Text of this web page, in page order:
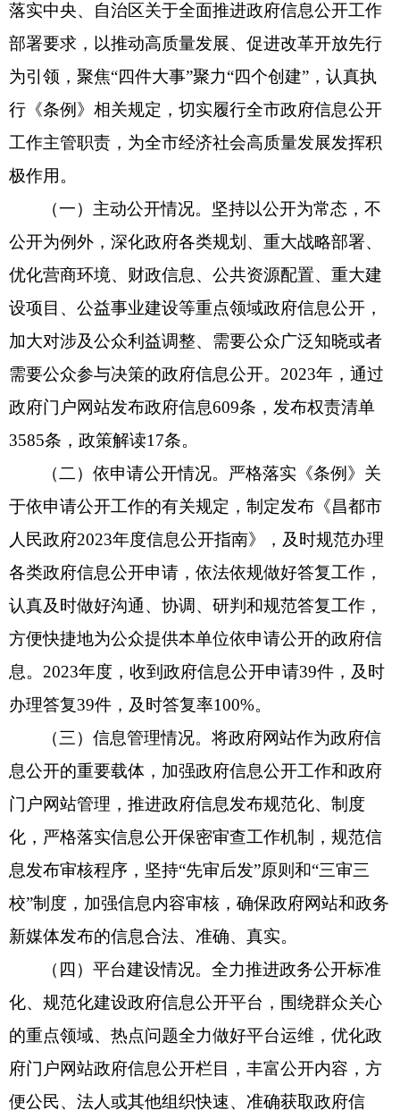
落实中央、自治区关于全面推进政府信息公开工作
部署要求，以推动高质量发展、促进改革开放先行
为引领，聚焦“四件大事”聚力“四个创建”，认真执
行《条例》相关规定，切实履行全市政府信息公开
工作主管职责，为全市经济社会高质量发展发挥积
极作用。
（一）主动公开情况。 坚持以公开为常态，不
公开为例外，深化政府各类规划、重大战略部署、
优化营商环境、财政信息、公共资源配置、重大建
设项目、公益事业建设等重点领域政府信息公开，
加大对涉及公众利益调整、需要公众广泛知晓或者
需要公众参与决策的政府信息公开。 2023年，通过
政府门户网站发布政府信息609条，发布权责清单
3585条，政策解读17条。
（二）依申请公开情况。 严格落实《条例》关
于依申请公开工作的有关规定，制定发布《昌都市
人民政府2023年度信息公开指南》，及时规范办理
各类政府信息公开申请，依法依规做好答复工作，
认真及时做好沟通、协调、研判和规范答复工作，
方便快捷地为公众提供本单位依申请公开的政府信
息。2023年度，收到政府信息公开申请39件，及时
办理答复39件，及时答复率100%。
（三）信息管理情况。将政府网站作为政府信
息公开的重要载体，加强政府信息公开工作和政府
门户网站管理，推进政府信息发布规范化、制度
化，严格落实信息公开保密审查工作机制，规范信
息发布审核程序，坚持“先审后发”原则和“三审三
校”制度，加强信息内容审核，确保政府网站和政务
新媒体发布的信息合法、准确、真实。
（四）平台建设情况。全力推进政务公开标准
化、规范化建设政府信息公开平台，围绕群众关心
的重点领域、热点问题全力做好平台运维 ， 优化政
府门户网站政府信息公开栏目，丰富公开内容，方
便公民、法人或其他组织快速、准确获取政府信